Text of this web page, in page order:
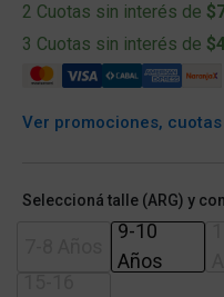
2 Cuotas sin interés de
3 Cuotas sin interés de
Ver promociones,
Seleccioná talle (ARG) y
9-10
Años